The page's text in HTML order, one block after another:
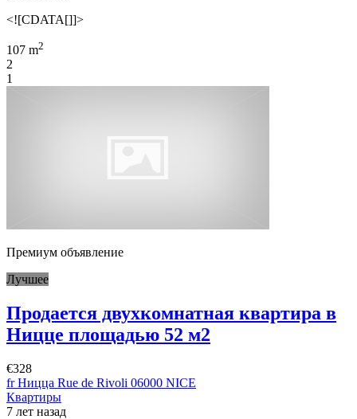
<![CDATA[]]>
107 m2
2
1
Премиум объявление
Лучшее
Продается двухкомнатная квартира в
Ницце площадью 52 м2
€328
fr Ницца Rue de Rivoli 06000 NICE
Квартиры
7 лет назад